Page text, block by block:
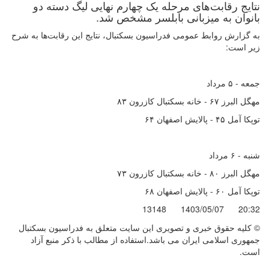
نتایج رقابت‌های مرحله یک چهارم نهایی لیگ دسته دو
بانوان به میزبانی بابلسر مشخص شد.
به گزارش روابط عمومی فدراسیون بسکتبال، نتایج این رقابت‌ها به شرح
زیر است:
جمعه - ۵ مرداد
مهگل البرز ۶۷ - خانه بسکتبال کازرون ۸۳
توپکا آمل ۴۵ - پالایش اصفهان ۶۴
شنبه - ۶ مرداد
مهگل البرز ۸۰ - خانه بسکتبال کازرون ۷۳
توپکا آمل ۶۰ - پالایش اصفهان ۶۸
20:32
1403/05/07
13148
© کليه حقوق خبری و تصويری اين سايت متعلق به فدراسیون بسکتبال
جمهوری اسلامی ایران می باشد.استفاده از مطالب با ذكر منبع آزاد
است.